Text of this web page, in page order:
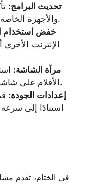
تحديث البرامج:
والأجهزة الخاصة بك للحصول على أداء مثالي.
خفض استخدام
الإنترنت
مرآة الشاشة:
الأفلام على شاشة أكبر لتجربة مشاهدة أفضل.
إعدادات الجودة:
استنادًا إلى
في الختام، تقدم